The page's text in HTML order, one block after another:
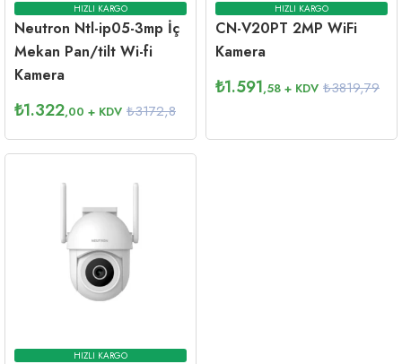
HIZLI KARGO
Neutron Ntl-ip05-3mp İç
Mekan Pan/tilt Wi-fi
Kamera
₺1.322,00 + KDV ₺3172,8
HIZLI KARGO
CN-V20PT 2MP WiFi
Kamera
₺1.591,58 + KDV ₺3819,79
HIZLI KARGO